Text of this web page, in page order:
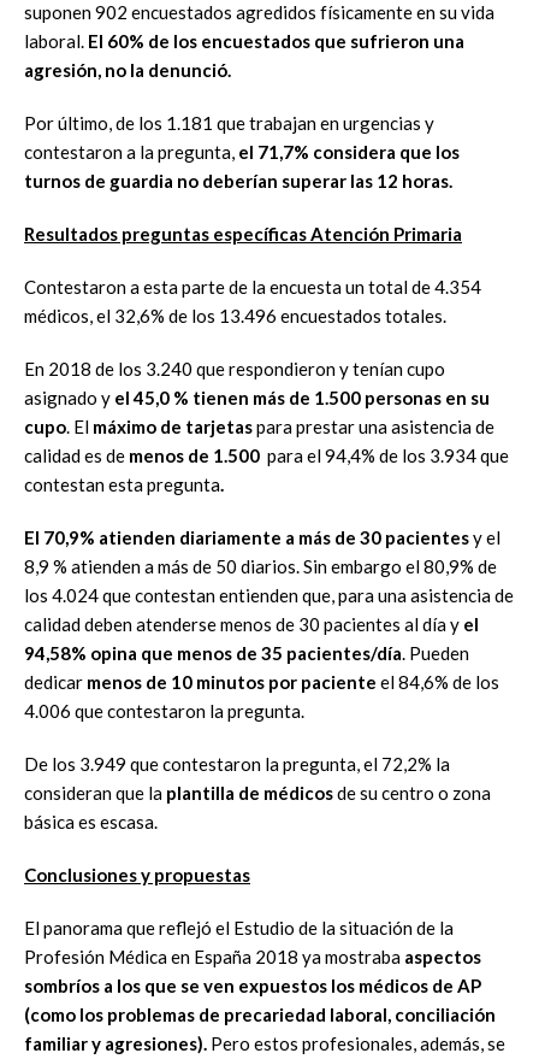
suponen 902 encuestados agredidos físicamente en su vida
laboral. El 60% de los encuestados que sufrieron una
agresión, no la denunció.
Por último, de los 1.181 que trabajan en urgencias y
contestaron a la pregunta, el 71,7% considera que los
turnos de guardia no deberían superar las 12 horas.
Resultados preguntas específicas Atención Primaria
Contestaron a esta parte de la encuesta un total de 4.354
médicos, el 32,6% de los 13.496 encuestados totales.
En 2018 de los 3.240 que respondieron y tenían cupo
asignado y el 45,0 % tienen más de 1.500 personas en su
cupo. El máximo de tarjetaspara prestar una asistencia de
calidad es de menos de 1.500 para el 94,4% de los 3.934 que
contestan esta pregunta.
El 70,9% atienden diariamente a más de 30 pacientesy el
8,9 % atienden a más de 50 diarios. Sin embargo el 80,9% de
los 4.024 que contestan entienden que, para una asistencia de
calidad deben atenderse menos de 30 pacientes al día y el
94,58% opina que menos de 35 pacientes/día. Pueden
dedicar menos de 10 minutos por paciente el 84,6% de los
4.006 que contestaron la pregunta.
De los 3.949 que contestaron la pregunta, el 72,2% la
consideran que la plantilla de médicosde su centro o zona
básica es escasa.
Conclusiones y propuestas
El panorama que reflejó el Estudio de la situación de la
Profesión Médica en España 2018 ya mostraba aspectos
sombríos a los que se ven expuestos los médicos de AP
(como los problemas de precariedad laboral, conciliación
familiar y agresiones). Pero estos profesionales, además, se